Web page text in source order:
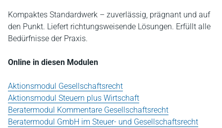
Kompaktes Standardwerk – zuverlässig, prägnant und auf
den Punkt. Liefert richtungsweisende Lösungen. Erfüllt alle
Bedürfnisse der Praxis.
Online in diesen Modulen
Aktionsmodul Gesellschaftsrecht
Aktionsmodul Steuern plus Wirtschaft
Beratermodul Kommentare Gesellschaftsrecht
Beratermodul GmbH im Steuer- und Gesellschaftsrecht